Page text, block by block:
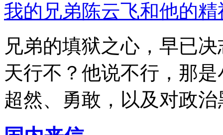
我的兄弟陈云飞和他的
兄弟的填狱之心，早已
天行不？他说不行，那
超然、勇敢，以及对政